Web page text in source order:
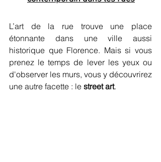
L’art de la rue trouve une place
étonnante dans une ville aussi
historique que Florence. Mais si vous
prenez le temps de lever les yeux ou
d'observer les murs, vous y découvrirez
une autre facette : le street art.